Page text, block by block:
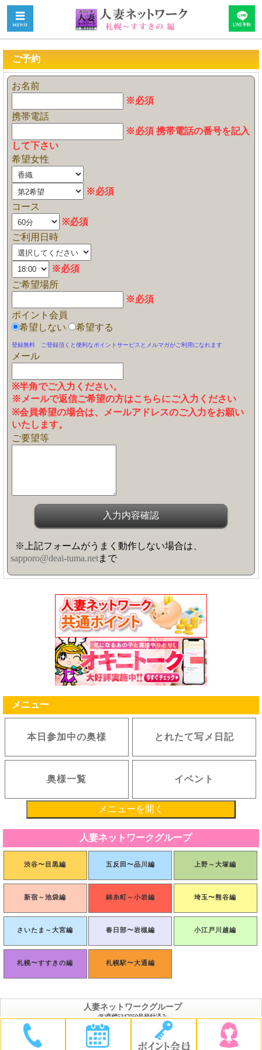
ご予約
お名前
※必須
携帯電話
※必須 携帯電話の番号を記入
して下さい
希望女性
※必須
コース
※必須
ご利用日時
※必須
ご希望場所
※必須
ポイント会員
希望しない
希望する
登録無料 ご登録頂くと便利なポイントサービスとメルマガがご利用になれます
メール
※半角でご入力ください。
※メールで返信ご希望の方はこちらにご入力ください
※会員希望の場合は、メールアドレスのご入力をお願い
いたします。
ご要望等
※上記フォームがうまく動作しない場合は、
sapporo@deai-tuma.netまで
メニュー
本日参加中の奥様 とれたて写メ日記
奥様一覧 イベント
メニューを開く
人妻ネットワークグループ
渋谷〜目黒編 五反田〜品川編 上野～大塚編
新宿～池袋編 錦糸町～小岩編 埼玉〜熊谷編
さいたま～大宮編 春日部〜岩槻編 小江戸川越編
札幌〜すすきの編 札幌駅〜大通編
人妻ネットワークグループ
(R)商標5347050号登録済み